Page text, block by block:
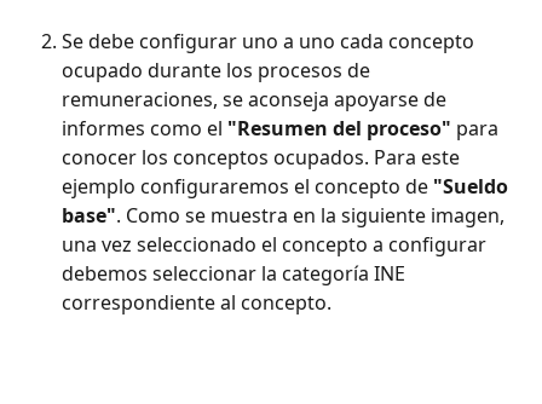
Se debe configurar uno a uno cada concepto
ocupado durante los procesos de
remuneraciones, se aconseja apoyarse de
informes como el "Resumen del proceso" para
conocer los conceptos ocupados. Para este
ejemplo configuraremos el concepto de "Sueldo
base". Como se muestra en la siguiente imagen,
una vez seleccionado el concepto a configurar
debemos seleccionar la categoría INE
correspondiente al concepto.